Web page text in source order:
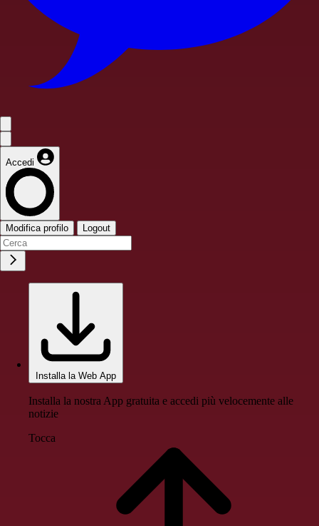
Accedi
Modifica profilo Logout
Installa la Web App
Installa la nostra App gratuita e accedi più velocemente alle
notizie
Tocca